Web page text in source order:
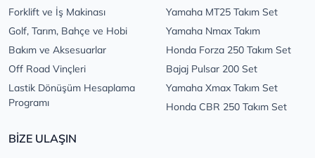
Forklift ve İş Makinası
Golf, Tarım, Bahçe ve Hobi
Bakım ve Aksesuarlar
Off Road Vinçleri
Lastik Dönüşüm Hesaplama
Programı
Yamaha MT25 Takım Set
Yamaha Nmax Takım
Honda Forza 250 Takım Set
Bajaj Pulsar 200 Set
Yamaha Xmax Takım Set
Honda CBR 250 Takım Set
BİZE ULAŞIN